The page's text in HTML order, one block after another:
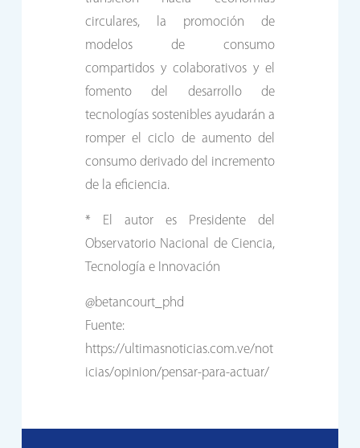
circulares, la promoción de
modelos de consumo
compartidos y colaborativos y el
fomento del desarrollo de
tecnologías sostenibles ayudarán a
romper el ciclo de aumento del
consumo derivado del incremento
de la eficiencia.
* El autor es Presidente del
Observatorio Nacional de Ciencia,
Tecnología e Innovación
@betancourt_phd
Fuente:
https://ultimasnoticias.com.ve/not
icias/opinion/pensar-para-actuar/